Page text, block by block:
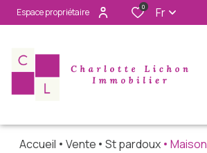
Espace propriétaire 0 Fr
Accueil Vente St pardoux Maison